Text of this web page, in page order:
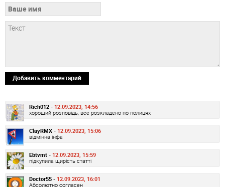
Добавить комментарий
Rich012 - 12.09.2023, 14:56
хороший розповідь, все розкладено по полицях
ClayRMX - 12.09.2023, 15:06
відмінна інфа
Ebtvmt - 12.09.2023, 15:59
підкупила щирість статті
Doctor55 - 12.09.2023, 16:01
Абсолютно согласен